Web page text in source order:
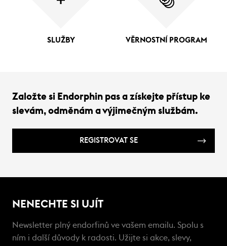
SLUŽBY VĚRNOSTNÍ PROGRAM
Založte si Endorphin pas a získejte přístup ke
slevám, odměnám a výjimečným službám.
REGISTROVAT SE
NENECHTE SI UJÍT
Newsletter plný endorfinů ve vašem emailu. Spolu s
ním i další důvody k radosti. Užijte si akce, slevy,